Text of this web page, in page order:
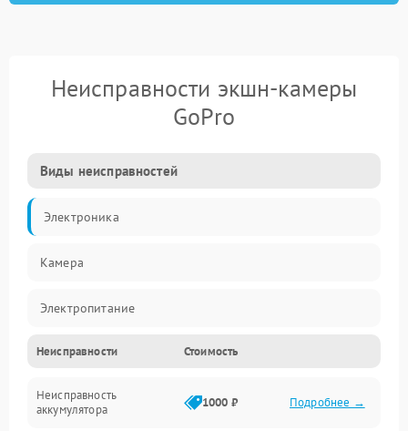
Неисправности экшн-камеры
GoPro
Виды неисправностей
Электроника
Камера
Электропитание
Память/Носитель
Хранение данных
Неисправности Стоимость
Неисправность
аккумулятора
1000 ₽ Подробнее →